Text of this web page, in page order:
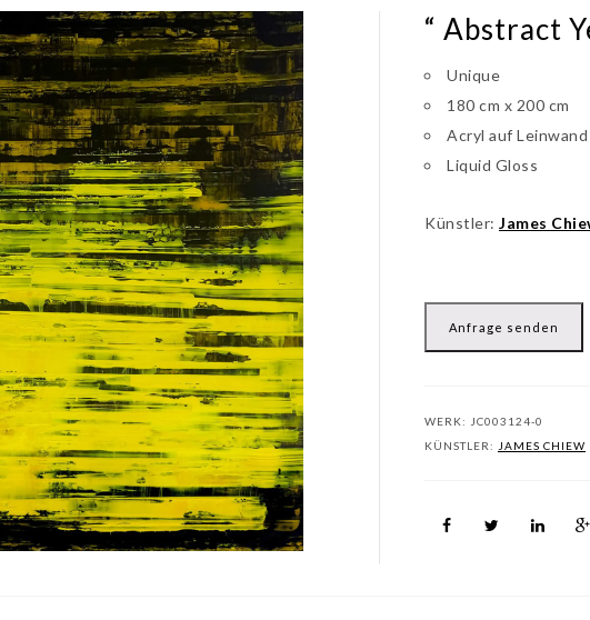
“ Abstract
Unique
180 cm x 200 cm
Acryl auf Leinwand
Liquid Gloss
Künstler: James
Anfrage senden
WERK: JC003124-0
KÜNSTLER: JAMES CHIEW